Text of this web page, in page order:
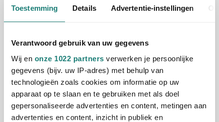
Toestemming Details Advertentie-instellingen
Verantwoord gebruik van uw gegevens
Wij en onze 1022 partners verwerken je persoonlijke
gegevens (bijv. uw IP-adres) met behulp van
technologieën zoals cookies om informatie op uw
apparaat op te slaan en te gebruiken met als doel
gepersonaliseerde advertenties en content, metingen aan
advertenties en content, inzicht in publiek en
relatiegeschenk dat dagelijks van pas komt!
Productnummer
1206637
Gewicht
PP
Afmetingen
6 cm x 6.6 cm x 3.4 cm (l
x b x h)
Diameter
0 cm